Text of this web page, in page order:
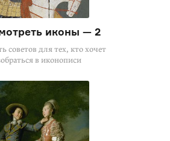
иконы — 2
советов для тех, кто хочет
в иконописи